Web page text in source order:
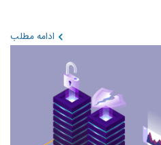
ادامه مطلب